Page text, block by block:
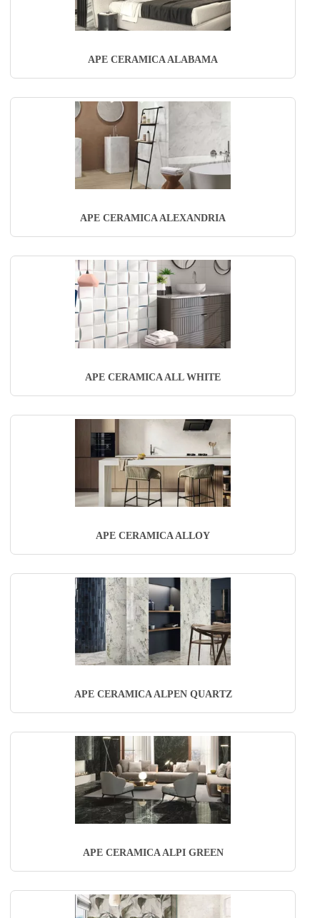
APE CERAMICA ALABAMA
APE CERAMICA ALEXANDRIA
APE CERAMICA ALL WHITE
APE CERAMICA ALLOY
APE CERAMICA ALPEN QUARTZ
APE CERAMICA ALPI GREEN